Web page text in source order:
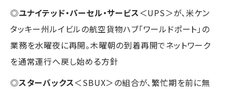
◎ユナイテッド・パーセル・サービス＜UPS＞が、米ケン
タッキー州ルイビルの航空貨物ハブ「ワールドポート」の
業務を水曜夜に再開。木曜朝の到着再開でネットワーク
を通常運行へ戻し始める方針
◎スターバックス＜SBUX＞の組合が、繁忙期を前に無